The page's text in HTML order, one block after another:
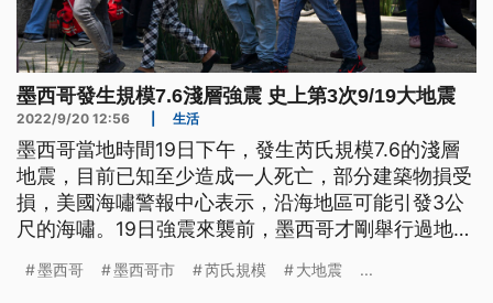
墨西哥發生規模7.6淺層強震 史上第3次9/19大地震
2022/9/20 12:56 生活
墨西哥當地時間19日下午，發生芮氏規模7.6的淺層
地震，目前已知至少造成一人死亡，部分建築物損受
損，美國海嘯警報中心表示，沿海地區可能引發3公
尺的海嘯。19日強震來襲前，墨西哥才剛舉行過地震
發生過大地震，歷史巧合也引發民眾熱議。
墨西哥 墨西哥市 芮氏規模 大地震 ...